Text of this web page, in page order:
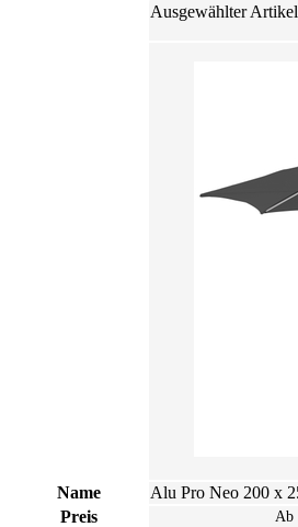
Ausgewählter Artikel
Name
Alu Pro Neo 200 x
Preis
Ab